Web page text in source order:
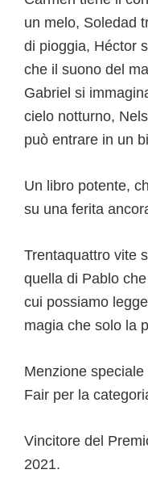
un melo, Soledad
di pioggia, Héctor
che il suono del
Gabriel si
cielo notturno,
può entrare in un
Un libro potente,
su una ferita
Trentaquattro vite
quella di Pablo
cui possiamo
magia che solo la
Menzione speciale
Fair per la
Vincitore del
2021.